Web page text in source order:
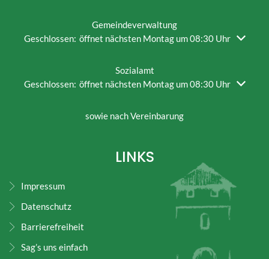
Gemeindeverwaltung
Klicken, um weitere Öffnungs- oder Schließzeiten
Geschlossen: öffnet nächsten Montag um 08:30 Uhr
Sozialamt
Klicken, um weitere Öffnungs- oder Schließzeiten
Geschlossen: öffnet nächsten Montag um 08:30 Uhr
sowie nach Vereinbarung
LINKS
Impressum
Datenschutz
Barrierefreiheit
Sag’s uns einfach